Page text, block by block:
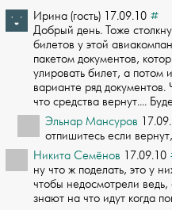
Ирина (гость) 17.09.10 #
Добрый день. Тоже
билетов у этой
пакетом документов,
улировать билет, а потом
варианте ряд
что средства вернут....
Эльнар Мансуров
отпишитесь если
Никита Семёнов 17.09.10
ну что ж поделать, это у
чтобы недосмотрели
знают на что идут когда